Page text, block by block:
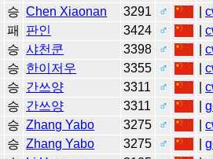
승 Chen Xiaonan 3291 ♂ |
패 판인 3424 ♂ |
승 샤천쿤 3398 ♂ |
승 한이저우 3355 ♂ |
승 간쓰양 3311 ♂ |
승 간쓰양 3311 ♂ |
승 Zhang Yabo 3275 ♂ |
승 Zhang Yabo 3275 ♂ |